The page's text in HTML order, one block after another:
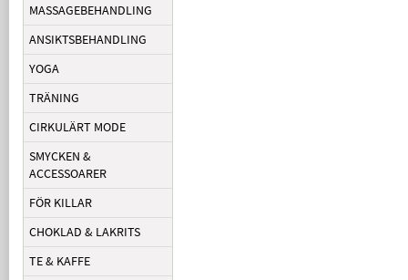
MASSAGEBEHANDLING
ANSIKTSBEHANDLING
YOGA
TRÄNING
CIRKULÄRT MODE
SMYCKEN &
ACCESSOARER
FÖR KILLAR
CHOKLAD & LAKRITS
TE & KAFFE